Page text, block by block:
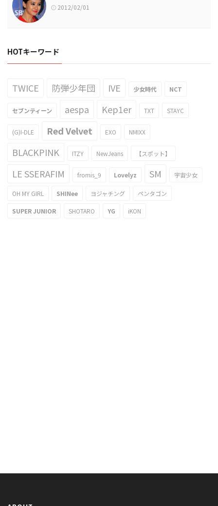
2012/02/01
HOTキーワード
TWICE 防弾少年団 IVE 少女時代 NCT
セブンティーン aespa Kep1er TXT STAYC
(G)I-DLE Red Velvet EXO NMIXX
BLACKPINK ITZY NewJeans 【スポット】
LE SSERAFIM fromis_9 Lovelyz SM 宇宙少女
OH MY GIRL SHINee ヨジャチング ペンタゴン
SUPER JUNIOR SHOTARO YG iKON